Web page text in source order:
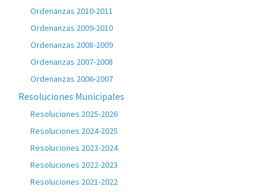
Ordenanzas 2010-2011
Ordenanzas 2009-2010
Ordenanzas 2008-2009
Ordenanzas 2007-2008
Ordenanzas 2006-2007
Resoluciones Municipales
Resoluciones 2025-2026
Resoluciones 2024-2025
Resoluciones 2023-2024
Resoluciones 2022-2023
Resoluciones 2021-2022